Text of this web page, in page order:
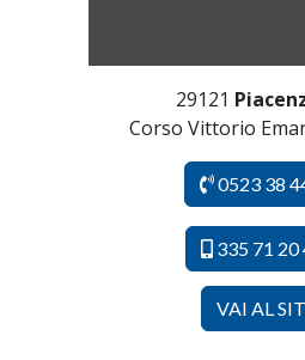
29121
Corso Vittorio
0523 38
335 71 20
VAI AL